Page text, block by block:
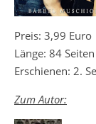
Preis: 3,99 Euro
Länge: 84 Seiten
Erschienen: 2.
Zum Autor: